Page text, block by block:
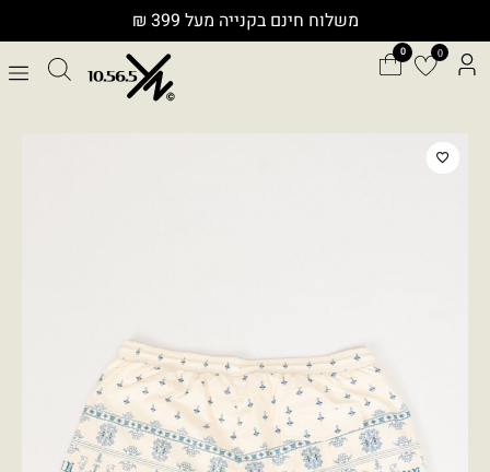
משלוח חינם בקנייה מעל 399 ₪
0